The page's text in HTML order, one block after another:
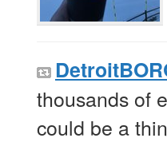
thousands of
could be a